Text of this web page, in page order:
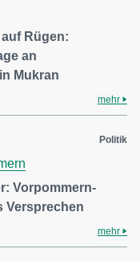
Rügen:
an
Mukran
mehr
Politik
Vorpommern-
Versprechen
mehr